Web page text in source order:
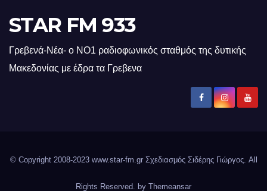
STAR FM 933
Γρεβενά-Νέα- ο ΝΟ1 ραδιοφωνικός σταθμός της δυτικής
Μακεδονίας με έδρα τα Γρεβενα
© Copyright 2008-2023 www.star-fm.gr Σχεδιασμός Σιδέρης Γιώργος. All
Rights Reserved. by Themeansar